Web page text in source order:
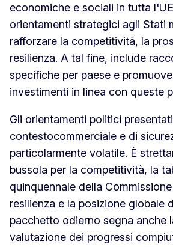
economiche e sociali in tutta
orientamenti strategici agli Stati
rafforzare la competitività, la
resilienza. A tal fine, include
specifiche per paese e
investimenti in linea con queste
Gli orientamenti politici
contestocommerciale e di
particolarmente volatile. È
bussola per la competitività, la
quinquennale della
resilienza e la posizione globale
pacchetto odierno segna anche
valutazione dei progressi